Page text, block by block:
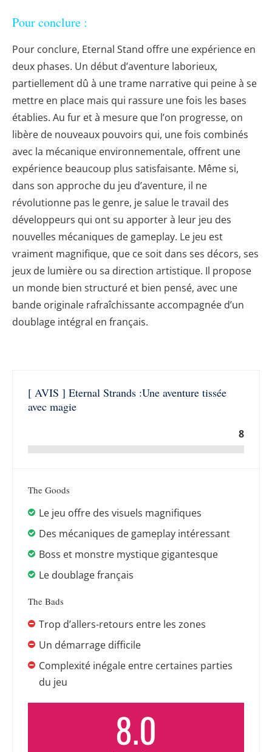
Pour conclure :
Pour conclure, Eternal Stand offre une expérience en
deux phases. Un début d’aventure laborieux,
partiellement dû à une trame narrative qui peine à se
mettre en place mais qui rassure une fois les bases
établies. Au fur et à mesure que l’on progresse, on
libère de nouveaux pouvoirs qui, une fois combinés
avec la mécanique environnementale, offrent une
expérience beaucoup plus satisfaisante. Même si,
dans son approche du jeu d’aventure, il ne
révolutionne pas le genre, je salue le travail des
développeurs qui ont su apporter à leur jeu des
nouvelles mécaniques de gameplay. Le jeu est
vraiment magnifique, que ce soit dans ses décors, ses
jeux de lumière ou sa direction artistique. Il propose
un monde bien structuré et bien pensé, avec une
bande originale rafraîchissante accompagnée d’un
doublage intégral en français.
[ AVIS ] Eternal Strands :Une aventure tissée
avec magie
8
The Goods
Le jeu offre des visuels magnifiques
Des mécaniques de gameplay intéressant
Boss et monstre mystique gigantesque
Le doublage français
The Bads
Trop d’allers-retours entre les zones
Un démarrage difficile
Complexité inégale entre certaines parties
du jeu
8.0